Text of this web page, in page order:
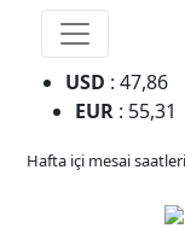
USD : 47,86
EUR : 55,31
Hafta içi mesai